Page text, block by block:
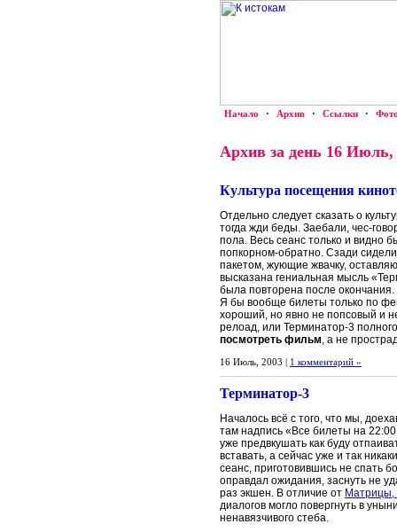
Начало · Архив · Ссылки ·
Архив за день 16 Июль,
Культура посещения
Отдельно следует сказать о
тогда жди беды. Заебали, чес-
пола. Весь сеанс только и видно
попкорном-обратно. Сзади
пакетом, жующие жвачку,
высказана гениальная мысль
была повторена после окончания.
Я бы вообще билеты только по
хороший, но явно не попсовый и
релоад, или Терминатор-3
посмотреть фильм, а не
16 Июль, 2003 | 1 комментарий »
Терминатор-3
Началось всё с того, что мы,
там надпись «Все билеты на
уже предвкушать как буду
вставать, а сейчас уже и так
сеанс, приготовившись не спать
оправдал ожидания, заснуть не
раз экшен. В отличие от Матрицы,
диалогов могло повергнуть в
ненавязчивого стеба.